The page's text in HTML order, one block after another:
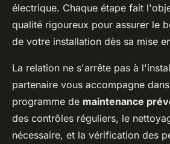
électrique. Chaque étape fait
qualité rigoureux pour assurer le
de votre installation dès sa mise
La relation ne s'arrête pas à
partenaire vous accompagne
programme de maintenance
des contrôles réguliers, le
nécessaire, et la vérification des